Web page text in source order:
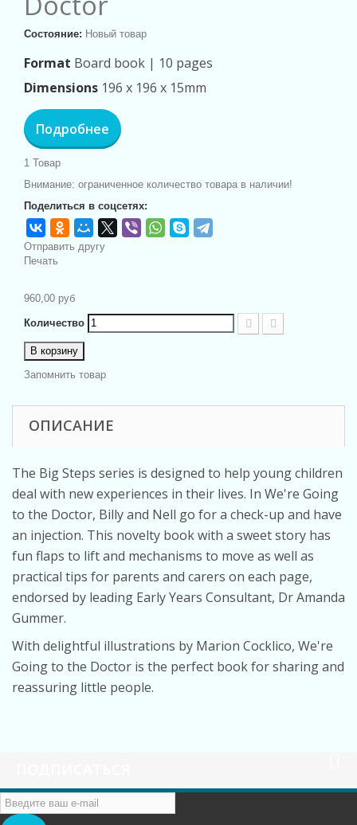
Состояние: Новый товар
Format Board book | 10 pages
Dimensions 196 x 196 x 15mm
Подробнее
1 Товар
Внимание: ограниченное количество товара в наличии!
Поделиться в соцсетях:
Отправить другу
Печать
960,00 руб
Количество
В корзину
Запомнить товар
ОПИСАНИЕ
The Big Steps series is designed to help young children
deal with new experiences in their lives. In We're Going
to the Doctor, Billy and Nell go for a check-up and have
an injection. This novelty book with a sweet story has
fun flaps to lift and mechanisms to move as well as
practical tips for parents and carers on each page,
endorsed by leading Early Years Consultant, Dr Amanda
Gummer.
With delightful illustrations by Marion Cocklico, We're
Going to the Doctor is the perfect book for sharing and
reassuring little people.